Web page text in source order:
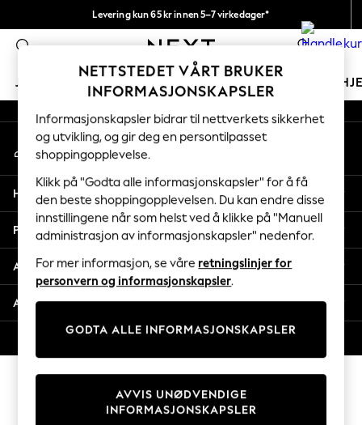
Levering kun 65 kr innen 5–7 virkedager*
Vi betaler alle tollavgifter 0
JENTER GUTTER BABY KVINNER
GIRLS
New In
50 - 92cm (0 - 24 months)
98 - 110cm (3 - 5 years)
116 - 134cm (6 - 9 years)
140 - 174cm (10 - 15+ years)
Trending: Top & Short Sets
Trending: Clogs
Toy Story
THE SET
Coats & Jackets
Sweatshirts & Hoodies
Knitwear
Cardigans
Dresses
An error occurred on client
Våre sosiale nettverk
Min konto
Logg inn på kontoen din
Hjelp
Personvern & Juridisk
Avdelinger
Andre tjenester
NETTSTEDET VÅRT BRUKER
INFORMASJONSKAPSLER
Informasjonskapsler bidrar til nettverkets sikkerhet
og utvikling, og gir deg en persontilpasset
shoppingopplevelse.
Klikk på "Godta alle informasjonskapsler" for å få
den beste shoppingopplevelsen. Du kan endre disse
innstillingene når som helst ved å klikke på "Manuell
administrasjon av informasjonskapsler" nedenfor.
For mer informasjon, se våre retningslinjer for
personvern og informasjonskapsler.
GODTA ALLE INFORMASJONSKAPSLER
AVVIS UNØDVENDIGE
INFORMASJONSKAPSLER